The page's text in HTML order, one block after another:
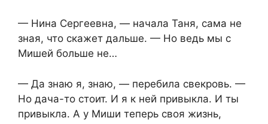
— Нина Сергеевна, — начала Таня, сама не
зная, что скажет дальше. — Но ведь мы с
Мишей больше не…
— Да знаю я, знаю, — перебила свекровь. —
Но дача-то стоит. И я к ней привыкла. И ты
привыкла. А у Миши теперь своя жизнь,